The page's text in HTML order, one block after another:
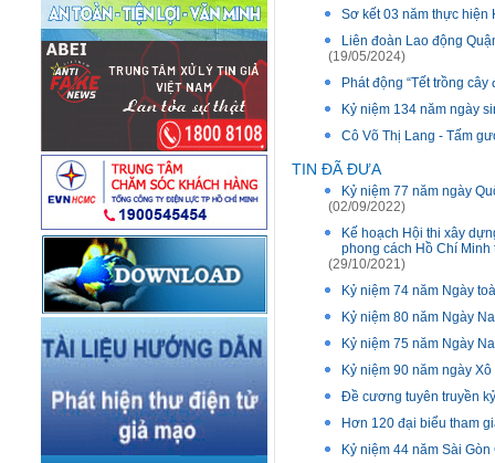
Sơ kết 03 năm thực hiện
Liên đoàn Lao động
(19/05/2024)
Phát động “Tết trồng
Kỷ niệm 134 năm ngày
Cô Võ Thị Lang - Tấm
TIN ĐÃ ĐƯA
Kỷ niệm 77 năm ngày
(02/09/2022)
Kế hoạch Hội thi xây
phong cách Hồ Chí
(29/10/2021)
Kỷ niệm 74 năm Ngày
Kỷ niệm 80 năm Ngày
Kỷ niệm 75 năm Ngày
Kỷ niệm 90 năm ngày
Đề cương tuyên truyền
Hơn 120 đại biểu tham
Kỷ niệm 44 năm Sài